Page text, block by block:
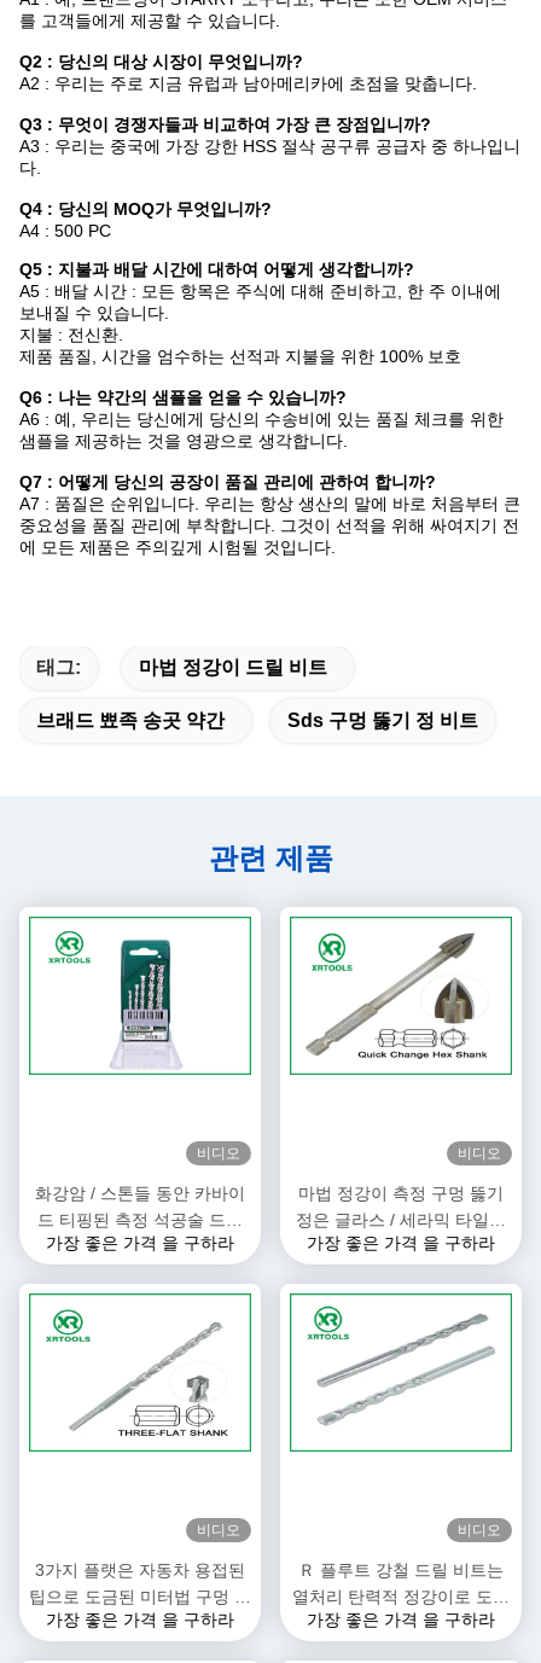
를 고객들에게 제공할 수 있습니다.
Q2 : 당신의 대상 시장이 무엇입니까?
A2 : 우리는 주로 지금 유럽과 남아메리카에 초점을 맞춥니다.
Q3 : 무엇이 경쟁자들과 비교하여 가장 큰 장점입니까?
A3 : 우리는 중국에 가장 강한 HSS 절삭 공구류 공급자 중 하나입니
다.
Q4 : 당신의 MOQ가 무엇입니까?
A4 : 500 PC
Q5 : 지불과 배달 시간에 대하여 어떻게 생각합니까?
A5 : 배달 시간 : 모든 항목은 주식에 대해 준비하고, 한 주 이내에
보내질 수 있습니다.
지불 : 전신환.
제품 품질, 시간을 엄수하는 선적과 지불을 위한 100% 보호
Q6 : 나는 약간의 샘플을 얻을 수 있습니까?
A6 : 예, 우리는 당신에게 당신의 수송비에 있는 품질 체크를 위한
샘플을 제공하는 것을 영광으로 생각합니다.
Q7 : 어떻게 당신의 공장이 품질 관리에 관하여 합니까?
A7 : 품질은 순위입니다. 우리는 항상 생산의 말에 바로 처음부터 큰
중요성을 품질 관리에 부착합니다. 그것이 선적을 위해 싸여지기 전
에 모든 제품은 주의깊게 시험될 것입니다.
태그: 마법 정강이 드릴 비트
브래드 뾰족 송곳 약간 Sds 구멍 뚫기 정 비트
관련 제품
비디오
화강암 / 스톤들 동안 카바이
드 티핑된 측정 석공술 드릴
비트 4일부터 10일까지 밀리
가장 좋은 가격 을 구하라
비디오
마법 정강이 측정 구멍 뚫기
정은 글라스 / 세라믹 타일을
위한 교차하는 카바이드 팁을
가장 좋은 가격 을 구하라
비디오
3가지 플랫은 자동차 용접된
팁으로 도금된 미터법 구멍 뚫
기 정 비트 아연을 섕크합니다
가장 좋은 가격 을 구하라
비디오
Ｒ 플루트 강철 드릴 비트는
열처리 탄력적 정강이로 도금
되는 것으로 크롬염료를 칠합
가장 좋은 가격 을 구하라